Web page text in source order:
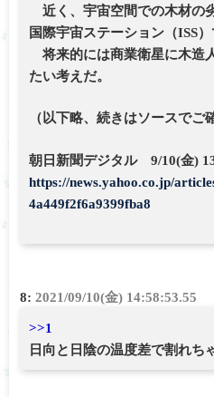
近く、宇宙空間での木材の
国際宇宙ステーション（ISS）
将来的には商業衛星に木造
たい考えだ。
（以下略、続きはソースでご
朝日新聞デジタル 9/10(金)
https://news.yahoo.co.jp/
4a449f2f6a9399fba8
8: 2021/09/10(金) 14:58:53.55
>>1
日向と日陰の温度差で割れち